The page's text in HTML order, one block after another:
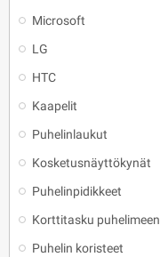
Microsoft
LG
HTC
Kaapelit
Puhelinlaukut
Kosketusnäyttökynät
Puhelinpidikkeet
Korttitasku puhelimeen
Puhelin koristeet